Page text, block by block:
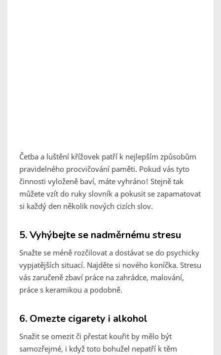
Četba a luštění křížovek patří k nejlepším způsobům
pravidelného procvičování paměti. Pokud vás tyto
činnosti vyloženě baví, máte vyhráno! Stejně tak
můžete vzít do ruky slovník a pokusit se zapamatovat
si každý den několik nových cizích slov.
5. Vyhýbejte se nadměrnému stresu
Snažte se méně rozčilovat a dostávat se do psychicky
vypjatějších situací. Najděte si nového koníčka. Stresu
vás zaručeně zbaví práce na zahrádce, malování,
práce s keramikou a podobně.
6. Omezte cigarety i alkohol
Snažit se omezit či přestat kouřit by mělo být
samozřejmé, i když toto bohužel nepatří k těm